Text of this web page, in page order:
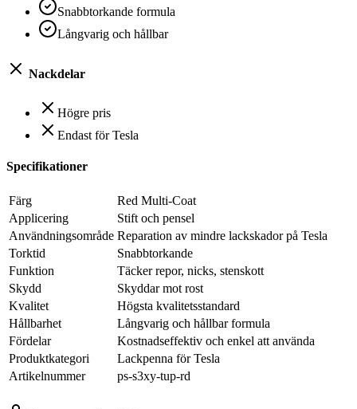
Snabbtorkande formula
Långvarig och hållbar
Nackdelar
Högre pris
Endast för Tesla
Specifikationer
Färg
Red Multi-Coat
Applicering
Stift och pensel
Användningsområde Reparation av mindre lackskador på Tesla
Torktid
Snabbtorkande
Funktion
Täcker repor, nicks, stenskott
Skydd
Skyddar mot rost
Kvalitet
Högsta kvalitetsstandard
Hållbarhet
Långvarig och hållbar formula
Fördelar
Kostnadseffektiv och enkel att använda
Produktkategori
Lackpenna för Tesla
Artikelnummer
ps-s3xy-tup-rd